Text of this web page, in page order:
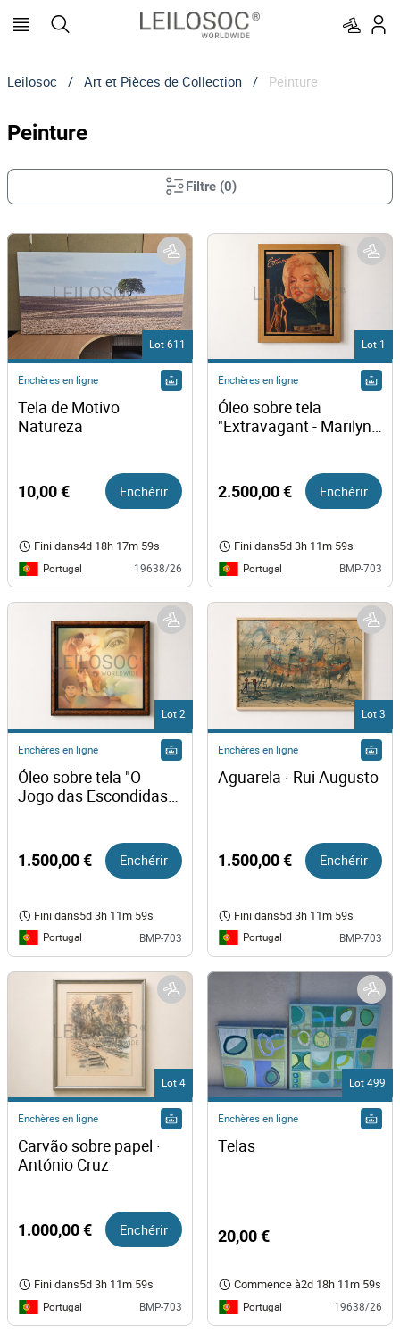
Leilosoc / Art et Pièces de Collection / Peinture
Peinture
Filtre(0)
Lot 611
Enchères en ligne
Tela de Motivo
Natureza
10,00 € Enchérir
Fini dans4d 18h 17m 59s
Portugal 19638/26
Lot 1
Enchères en ligne
Óleo sobre tela
"Extravagant - Marilyn
2.500,00 € Enchérir
Fini dans5d 3h 11m 59s
Portugal BMP-703
Lot 2
Enchères en ligne
Óleo sobre tela "O
Jogo das Escondidas"
1.500,00 € Enchérir
Fini dans5d 3h 11m 59s
Portugal BMP-703
Lot 3
Enchères en ligne
Aguarela · Rui Augusto
1.500,00 € Enchérir
Fini dans5d 3h 11m 59s
Portugal BMP-703
Lot 4
Enchères en ligne
Carvão sobre papel ·
António Cruz
1.000,00 € Enchérir
Fini dans5d 3h 11m 59s
Portugal BMP-703
Lot 499
Enchères en ligne
Telas
20,00 €
Commence à2d 18h 11m 59s
Portugal 19638/26